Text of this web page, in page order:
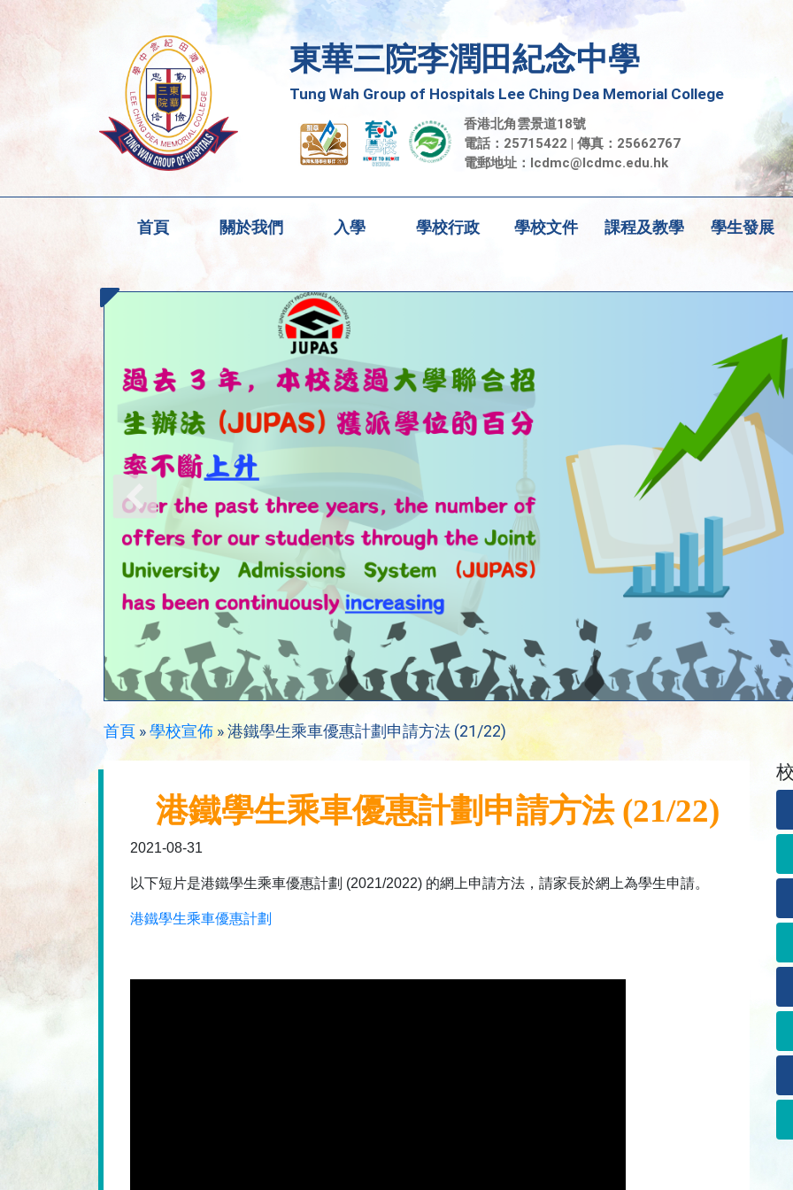
東華三院李潤田紀念中學
Tung Wah Group of Hospitals Lee Ching Dea Memorial College
香港北角雲景道18號
電話：25715422 | 傳真：25662767
電郵地址： lcdmc@lcdmc.edu.hk
首頁 關於我們 入學 學校行政 學校文件 課程及教學 學生發展
首頁 »學校宣佈»港鐵學生乘車優惠計劃申請方法 (21/22)
港鐵學生乘車優惠計劃申請方法 (21/22)
2021-08-31
以下短片是港鐵學生乘車優惠計劃 (2021/2022) 的網上申請方法，請家長於網上為學生申請。
港鐵學生乘車優惠計劃